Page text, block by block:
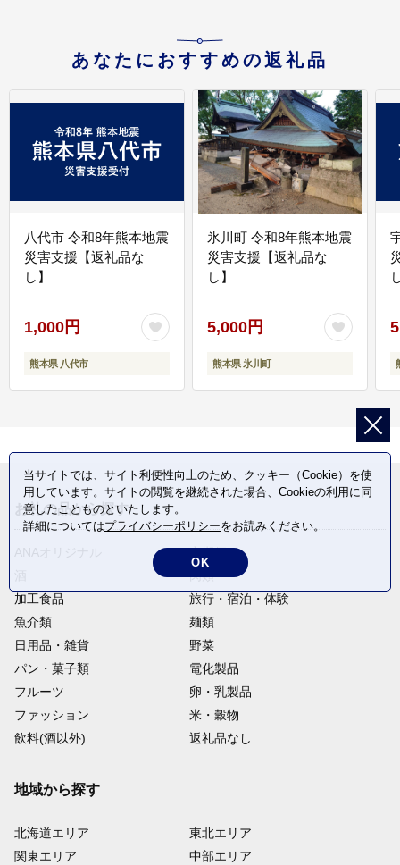
あなたにおすすめの返礼品
八代市 令和8年熊本地震
災害支援【返礼品な
し】
1,000円
熊本県 八代市
氷川町 令和8年熊本地震
災害支援【返礼品な
し】
5,000円
熊本県 氷川町
お礼の品から探す
定期便
肉類
加工食品
旅行・宿泊・体験
魚介類
麺類
日用品・雑貨
野菜
パン・菓子類
電化製品
フルーツ
卵・乳製品
ファッション
米・穀物
飲料(酒以外)
返礼品なし
地域から探す
北海道エリア
関東エリア
東北エリア
中部エリア
当サイトでは、サイト利便性向上のため、クッキー（Cookie）を使
用しています。サイトの閲覧を継続された場合、Cookieの利用に同
意したことものといたします。
詳細についてはプライバシーポリシーをお読みください。
OK